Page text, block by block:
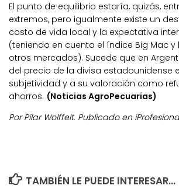
El punto de equilibrio estaría, quizás,
extremos, pero igualmente existe un
costo de vida local y la expectativa
(teniendo en cuenta el índice Big Mac
otros mercados). Sucede que en
del precio de la divisa estadounidense
subjetividad y a su valoración como
ahorros. (Noticias AgroPecuarias)
Por Pilar Wolffelt. Publicado en
TAMBIÉN LE PUEDE INTERESAR...